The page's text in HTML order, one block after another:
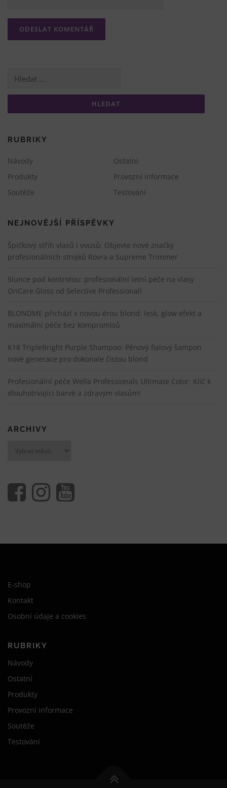
RUBRIKY
Návody
Ostatní
Produkty
Provozní informace
Soutěže
Testování
NEJNOVĚJŠÍ PŘÍSPĚVKY
Špičkový střih vlasů i vousů: Objevte nové značky
profesionálních strojků Rovra a Supreme Trimmer
Slunce pod kontrolou: profesionální letní péče na vlasy
OnCare Gloss od Selective Professional!
BLONDME přichází s novou érou blond: lesk, glow efekt a
maximální péče bez kompromisů
K18 TripleBright Purple Shampoo: Pěnový fialový šampon
nové generace pro dokonale čistou blond
Profesionální péče Wella Professionals Ultimate Color: Klíč k
dlouhotrvající barvě a zdravým vlasům!
ARCHIVY
E-shop
Kontakt
Osobní údaje a cookies
RUBRIKY
Návody
Ostatní
Produkty
Provozní informace
Soutěže
Testování